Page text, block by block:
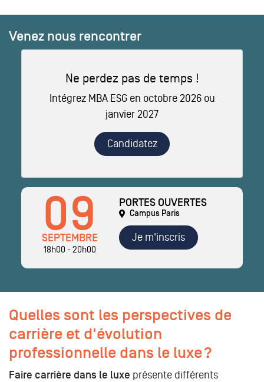
Venez nous rencontrer
Ne perdez pas de temps !
Intégrez MBA ESG en octobre 2026 ou
janvier 2027
Candidatez
09
SEPTEMBRE
18h00 - 20h00
PORTES OUVERTES
Campus Paris
Je m'inscris
Quelles sont les perspectives de
carrière et d'évolution
professionnelle dans le luxe ?
Faire carrière dans le luxe présente différents